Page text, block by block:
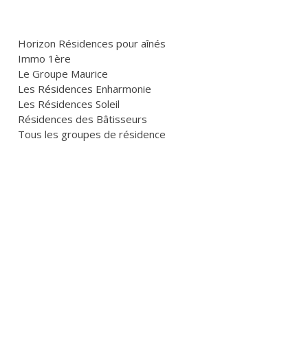
Horizon Résidences pour aînés
Immo 1ère
Le Groupe Maurice
Les Résidences Enharmonie
Les Résidences Soleil
Résidences des Bâtisseurs
Tous les groupes de résidence